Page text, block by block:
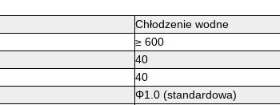
Chłodzenie wodne
≥ 600
40
40
Φ1.0 (standardowa)